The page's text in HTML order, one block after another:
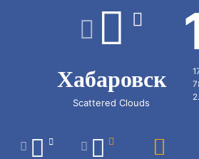
Хабаровск
Scattered Clouds